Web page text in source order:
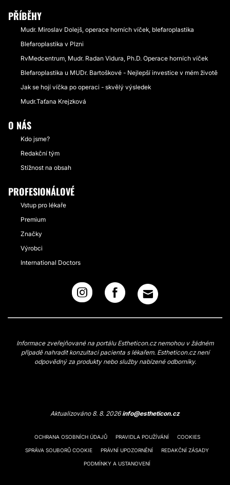
PŘÍBĚHY
Mudr. Miroslav Dolejš, operace horních víček, blefaroplastika
Blefaroplastika v Plzni
RvMedcentrum, Mudr. Radan Vidura, Ph.D. Operace horních víček
Blefaroplastika u MUDr. Bartoškové - Nejlepší investice v mém životě
Jak se hojí víčka po operaci - skvělý výsledek
Mudr.Taťana Krejzková
O NÁS
Kdo jsme?
Redakční tým
Stížnost na obsah
PROFESIONÁLOVÉ
Vstup pro lékaře
Premium
Značky
Výrobci
International Doctors
Informace zveřejňované na portálu Estheticon.cz nemohou v žádném
případě nahradit konzultaci pacienta s lékařem. Estheticon.cz není
odpovědný za produkty nebo služby nabízené odborníky.
Aktualizováno 8. 8. 2026info@estheticon.cz
OCHRANA OSOBNÍCH ÚDAJŮ PRAVIDLA POUŽÍVÁNÍ COOKIES
SPRÁVA SOUBORŮ COOKIE PRÁVNÍ UPOZORNĚNÍ REDAKČNÍ ZÁSADY
PODMÍNKY A USTANOVENÍ